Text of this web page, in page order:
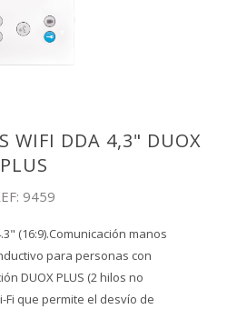
WIFI DDA 4,3" DUOX
PLUS
9459
(16:9).Comunicación manos
para personas con
DUOX PLUS (2 hilos no
Fi que permite el desvío de